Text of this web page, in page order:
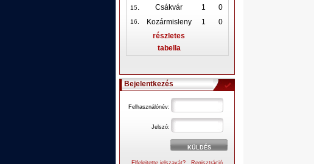
15. Csákvár 1 0
16. Kozármisleny 1
0
részletes
tabella
Bejelentkezés
Felhasználónév:
Jelszó:
Elfelejtette jelszavát? Regisztráció